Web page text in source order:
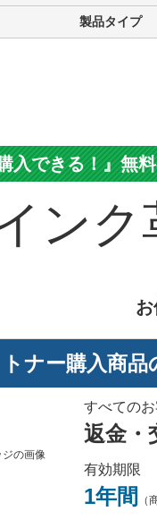
製品タイプ
入できる！』無
トナー購入商品
すべての
返金・
有効期限
1年間 （